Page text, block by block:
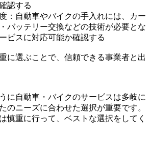
認する
：自動車やバイクの手入れには、カー
バッテリー交換などの技術が必要とな
ビスに対応可能か確認する
に選ぶことで、信頼できる事業者と出
に自動車・バイクのサービスは多岐に
のニーズに合わせた選択が重要です。
慎重に行って、ベストな選択をしてく